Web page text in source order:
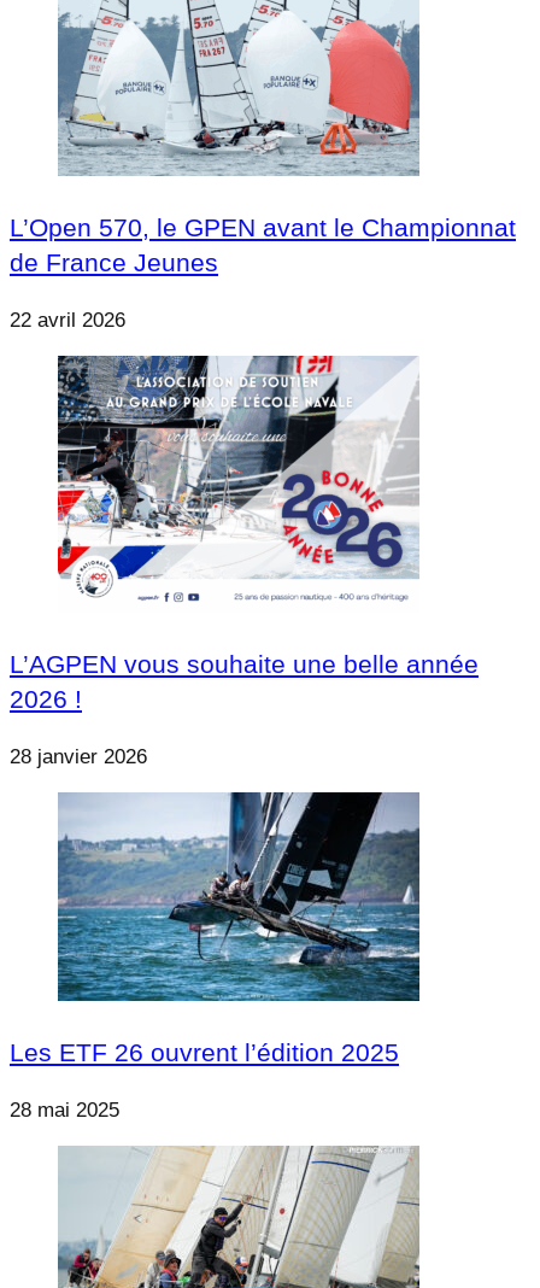
L’Open 570, le GPEN avant le Championnat
de France Jeunes
22 avril 2026
L’AGPEN vous souhaite une belle année
2026 !
28 janvier 2026
Les ETF 26 ouvrent l’édition 2025
28 mai 2025